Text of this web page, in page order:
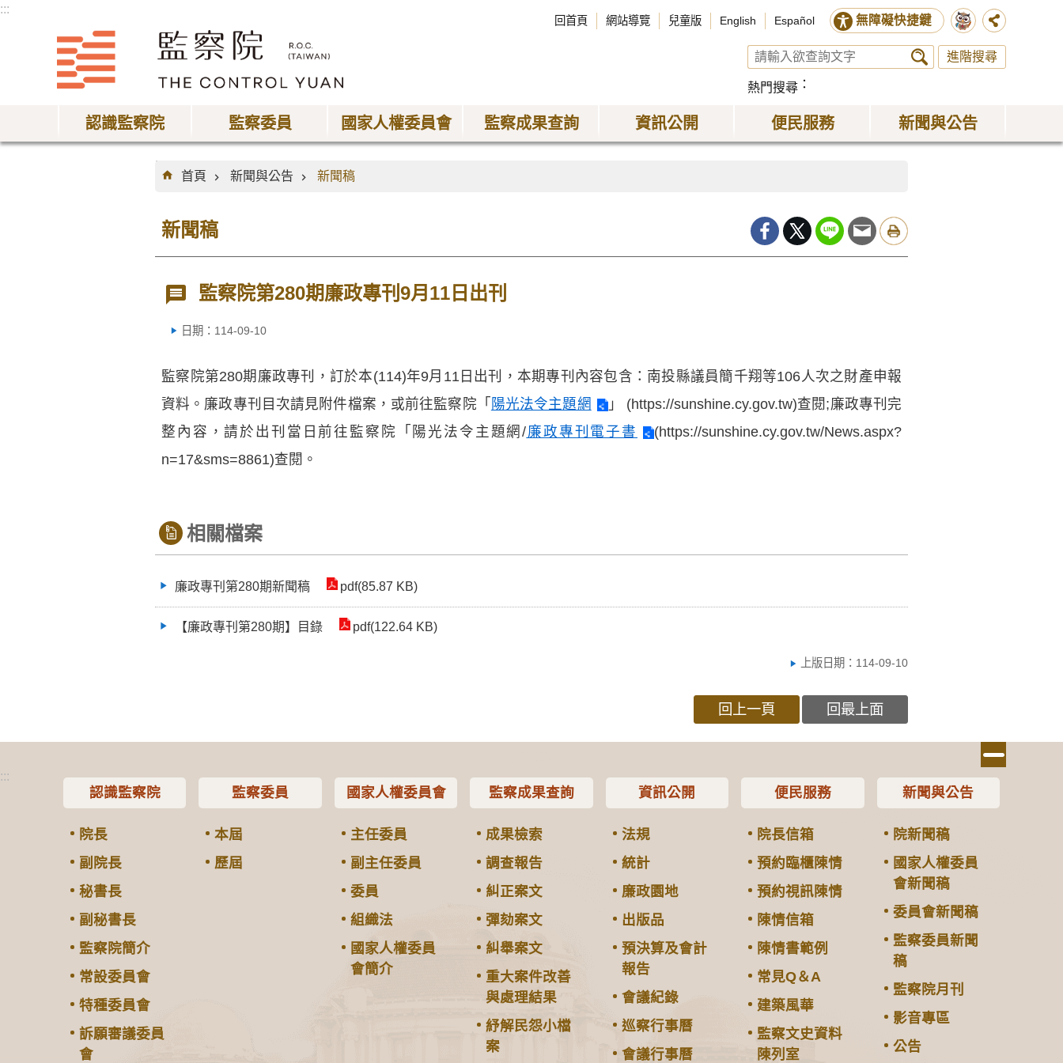
:::
回首頁 網站導覽 兒童版 English Español 無障礙快捷鍵
進階搜尋
熱門搜尋
認識監察院 監察委員 國家人權委員會 監察成果查詢 資訊公開 便民服務 新聞與公告
:::
首頁
新聞與公告 新聞稿
新聞稿
監察院第280期廉政專刊9月11日出刊
日期：114-09-10
監察院第280期廉政專刊，訂於本(114)年9月11日出刊，本期專刊內容包含：南投縣議員簡千翔等106人次之財產申報
資料。廉政專刊目次請見附件檔案，或前往監察院「 陽光法令主題網
」 (https://sunshine.cy.gov.tw)查閱;廉政專刊完
整內容，請於出刊當日前往監察院「陽光法令主題網/廉政專刊電子書
(https://sunshine.cy.gov.tw/News.aspx?
n=17&sms=8861)查閱。
相關檔案
廉政專刊第280期新聞稿 pdf(85.87 KB)
【廉政專刊第280期】目錄 pdf(122.64 KB)
上版日期：114-09-10
回上一頁 回最上面
:::
認識監察院
院長
副院長
秘書長
副秘書長
監察院簡介
常設委員會
特種委員會
訴願審議委員
會
監察委員
本屆
歷屆
國家人權委員會
主任委員
副主任委員
委員
組織法
國家人權委員
會簡介
監察成果查詢
成果檢索
調查報告
糾正案文
彈劾案文
糾舉案文
重大案件改善
與處理結果
紓解民怨小檔
案
資訊公開
法規
統計
廉政園地
出版品
預決算及會計
報告
會議紀錄
巡察行事曆
會議行事曆
便民服務
院長信箱
預約臨櫃陳情
預約視訊陳情
陳情信箱
陳情書範例
常見Q＆A
建築風華
監察文史資料
陳列室
新聞與公告
院新聞稿
國家人權委員
會新聞稿
委員會新聞稿
監察委員新聞
稿
監察院月刊
影音專區
公告